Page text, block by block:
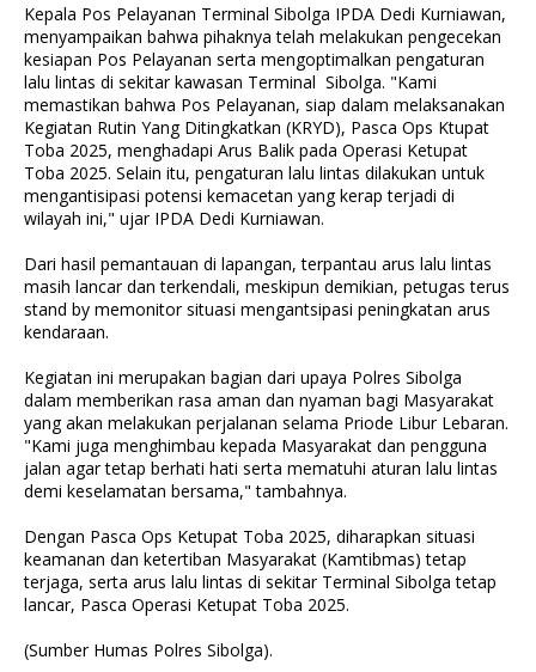
Kepala Pos Pelayanan Terminal Sibolga IPDA Dedi Kurniawan,
menyampaikan bahwa pihaknya telah melakukan pengecekan
kesiapan Pos Pelayanan serta mengoptimalkan pengaturan
lalu lintas di sekitar kawasan Terminal Sibolga. "Kami
memastikan bahwa Pos Pelayanan, siap dalam melaksanakan
Kegiatan Rutin Yang Ditingkatkan (KRYD), Pasca Ops Ktupat
Toba 2025, menghadapi Arus Balik pada Operasi Ketupat
Toba 2025. Selain itu, pengaturan lalu lintas dilakukan untuk
mengantisipasi potensi kemacetan yang kerap terjadi di
wilayah ini," ujar IPDA Dedi Kurniawan.
Dari hasil pemantauan di lapangan, terpantau arus lalu lintas
masih lancar dan terkendali, meskipun demikian, petugas terus
stand by memonitor situasi mengantsipasi peningkatan arus
kendaraan.
Kegiatan ini merupakan bagian dari upaya Polres Sibolga
dalam memberikan rasa aman dan nyaman bagi Masyarakat
yang akan melakukan perjalanan selama Priode Libur Lebaran.
"Kami juga menghimbau kepada Masyarakat dan pengguna
jalan agar tetap berhati hati serta mematuhi aturan lalu lintas
demi keselamatan bersama," tambahnya.
Dengan Pasca Ops Ketupat Toba 2025, diharapkan situasi
keamanan dan ketertiban Masyarakat (Kamtibmas) tetap
terjaga, serta arus lalu lintas di sekitar Terminal Sibolga tetap
lancar, Pasca Operasi Ketupat Toba 2025.
(Sumber Humas Polres Sibolga).